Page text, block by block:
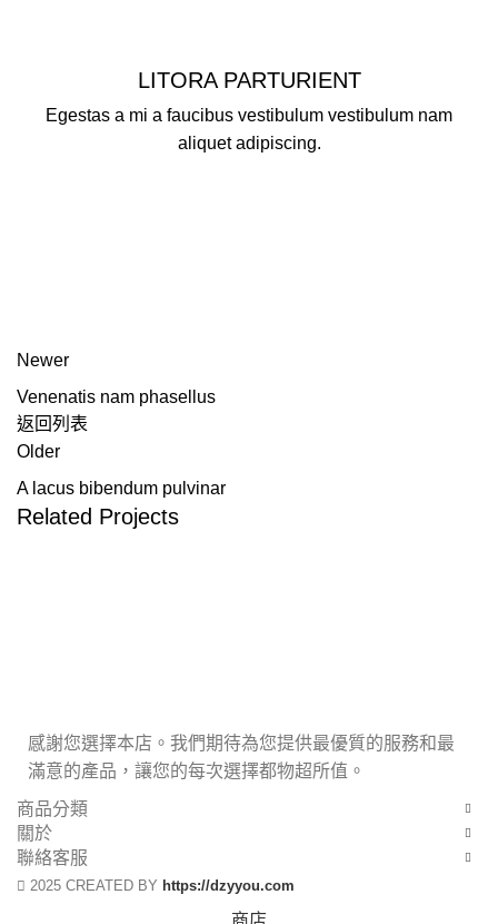
LITORA PARTURIENT
Egestas a mi a faucibus vestibulum vestibulum nam
aliquet adipiscing.
Newer
Venenatis nam phasellus
返回列表
Older
A lacus bibendum pulvinar
Related Projects
感謝您選擇本店。我們期待為您提供最優質的服務和最
滿意的產品，讓您的每次選擇都物超所值。
商品分類
關於
聯絡客服
2025 CREATED BY https://dzyyou.com
商店